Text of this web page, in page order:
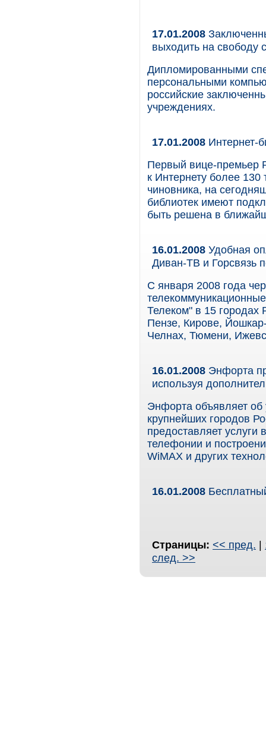
17.01.2008
выходить на свободу
Дипломированными
персональными
российские
учреждениях.
17.01.2008 Интернет-
Первый вице-премьер
к Интернету более
чиновника, на
библиотек имеют
быть решена в
16.01.2008 Удобная
Диван-ТВ и Горсвязь
С января 2008 года
Телеком" в 15
Пензе, Кирове,
Челнах, Тюмени,
16.01.2008 Энфорта
используя
Энфорта объявляет об
крупнейших городов
предоставляет услуги
телефонии и
WiMAX и других
16.01.2008
Страницы: << пред. |
след. >>